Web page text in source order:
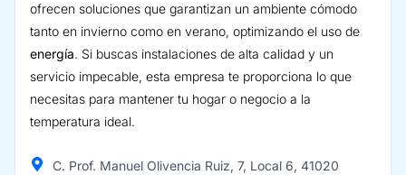
ofrecen soluciones que garantizan un ambiente cómodo
tanto en invierno como en verano, optimizando el uso de
energía. Si buscas instalaciones de alta calidad y un
servicio impecable, esta empresa te proporciona lo que
necesitas para mantener tu hogar o negocio a la
temperatura ideal.
C. Prof. Manuel Olivencia Ruiz, 7, Local 6, 41020